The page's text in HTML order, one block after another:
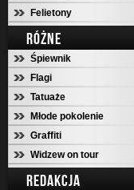
Felietony
RÓŻNE
Śpiewnik
Flagi
Tatuaże
Młode pokolenie
Graffiti
Widzew on tour
REDAKCJA